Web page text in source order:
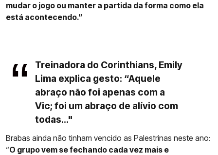
mudar o jogo ou manter a partida da forma como ela
está acontecendo.”
Treinadora do Corinthians, Emily
Lima explica gesto: “Aquele
abraço não foi apenas com a
Vic; foi um abraço de alívio com
todas..."
Brabas ainda não tinham vencido as Palestrinas neste ano:
“O grupo vem se fechando cada vez mais e